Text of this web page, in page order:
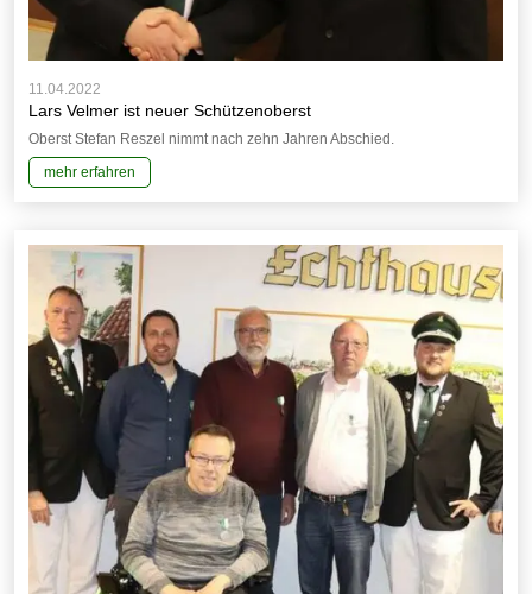
11.04.2022
Lars Velmer ist neuer Schützenoberst
Oberst Stefan Reszel nimmt nach zehn Jahren Abschied.
mehr erfahren